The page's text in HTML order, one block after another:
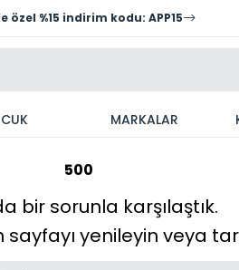
özel %15 indirim kodu: APP15
MARKALAR
500
bir sorunla karşılaştık.
yenileyin veya